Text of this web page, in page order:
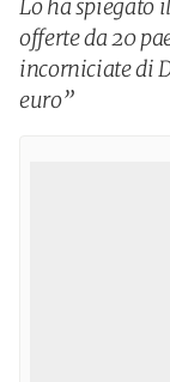
Lo ha spiegato
offerte da 20
incorniciate di
euro”